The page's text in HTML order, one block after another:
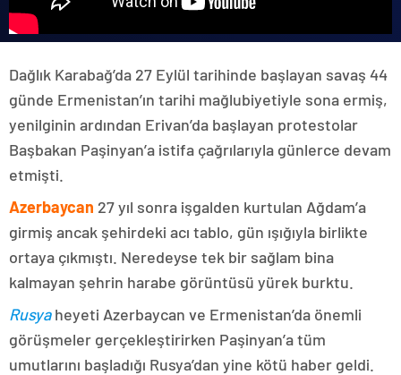
Dağlık Karabağ’da 27 Eylül tarihinde başlayan savaş 44
günde Ermenistan’ın tarihi mağlubiyetiyle sona ermiş,
yenilginin ardından Erivan’da başlayan protestolar
Başbakan Paşinyan’a istifa çağrılarıyla günlerce devam
etmişti.
Azerbaycan 27 yıl sonra işgalden kurtulan Ağdam’a
girmiş ancak şehirdeki acı tablo, gün ışığıyla birlikte
ortaya çıkmıştı. Neredeyse tek bir sağlam bina
kalmayan şehrin harabe görüntüsü yürek burktu.
Rusyaheyeti Azerbaycan ve Ermenistan’da önemli
görüşmeler gerçekleştirirken Paşinyan’a tüm
umutlarını başladığı Rusya’dan yine kötü haber geldi.